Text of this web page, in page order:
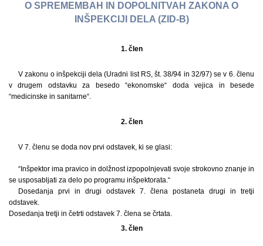
O SPREMEMBAH IN DOPOLNITVAH ZAKONA O
INŠPEKCIJI DELA (ZID-B)
1. člen
V zakonu o inšpekciji dela (Uradni list RS, št. 38/94 in 32/97) se v 6. členu
v drugem odstavku za besedo “ekonomske“ doda vejica in besede
“medicinske in sanitarne“.
2. člen
V 7. členu se doda nov prvi odstavek, ki se glasi:
“Inšpektor ima pravico in dolžnost izpopolnjevati svoje strokovno znanje in
se usposabljati za delo po programu inšpektorata.“
Dosedanja prvi in drugi odstavek 7. člena postaneta drugi in tretji
odstavek.
Dosedanja tretji in četrti odstavek 7. člena se črtata.
3. člen